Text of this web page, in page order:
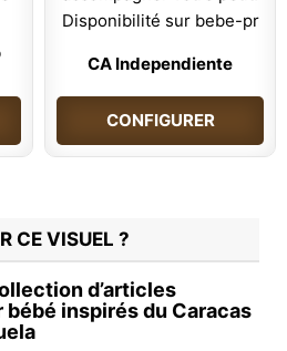
CA Independiente
CONFIGURER
CE VISUEL ?
d’articles
inspirés du Caracas